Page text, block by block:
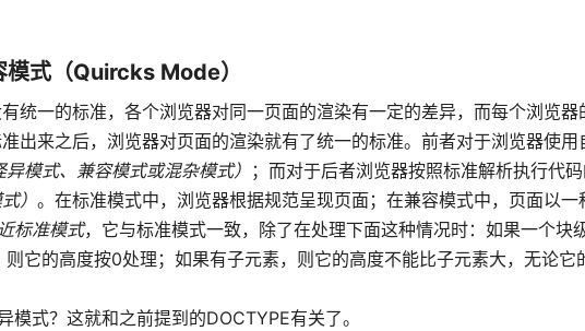
式（Quircks Mode）
统一的标准，各个浏览器对同一页面的渲染有一定的差异，而每个浏览器
出来之后，浏览器对页面的渲染就有了统一的标准。前者对于浏览器使用
模式、兼容模式或混杂模式） ；而对于后者浏览器按照标准解析执行代
） 。在标准模式中，浏览器根据规范呈现页面；在兼容模式中，页面以一
标准模式，它与标准模式一致，除了在处理下面这种情况时：如果一个块
它的高度按0处理；如果有子元素，则它的高度不能比子元素大，无论
式？这就和之前提到的DOCTYPE有关了。